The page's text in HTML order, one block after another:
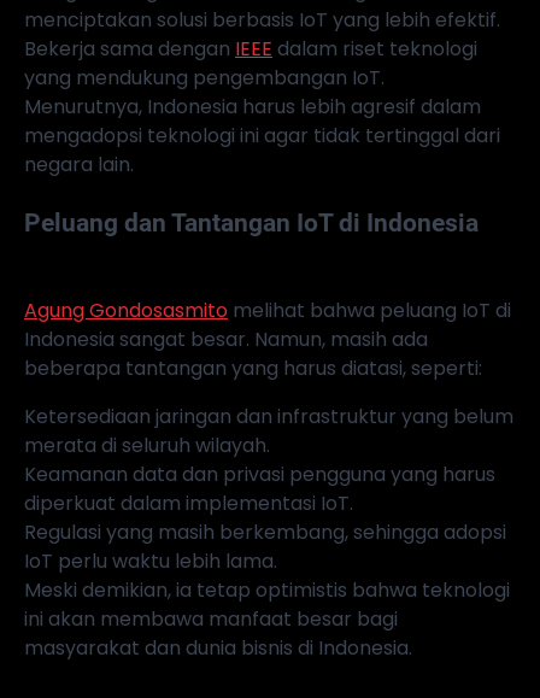
menciptakan solusi berbasis IoT yang lebih efektif.
Bekerja sama dengan IEEE dalam riset teknologi
yang mendukung pengembangan IoT.
Menurutnya, Indonesia harus lebih agresif dalam
mengadopsi teknologi ini agar tidak tertinggal dari
negara lain.
Peluang dan Tantangan IoT di Indonesia
Agung Gondosasmito melihat bahwa peluang IoT di
Indonesia sangat besar. Namun, masih ada
beberapa tantangan yang harus diatasi, seperti:
Ketersediaan jaringan dan infrastruktur yang belum
merata di seluruh wilayah.
Keamanan data dan privasi pengguna yang harus
diperkuat dalam implementasi IoT.
Regulasi yang masih berkembang, sehingga adopsi
IoT perlu waktu lebih lama.
Meski demikian, ia tetap optimistis bahwa teknologi
ini akan membawa manfaat besar bagi
masyarakat dan dunia bisnis di Indonesia.